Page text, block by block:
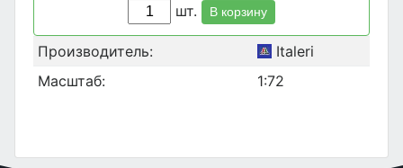
шт.
В корзину
Производитель:
Italeri
Масштаб:
1:72